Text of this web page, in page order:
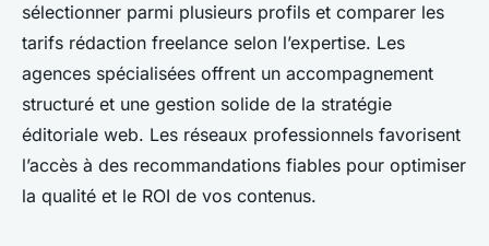
sélectionner parmi plusieurs profils et comparer les
tarifs rédaction freelance selon l’expertise. Les
agences spécialisées offrent un accompagnement
structuré et une gestion solide de la stratégie
éditoriale web. Les réseaux professionnels favorisent
l’accès à des recommandations fiables pour optimiser
la qualité et le ROI de vos contenus.